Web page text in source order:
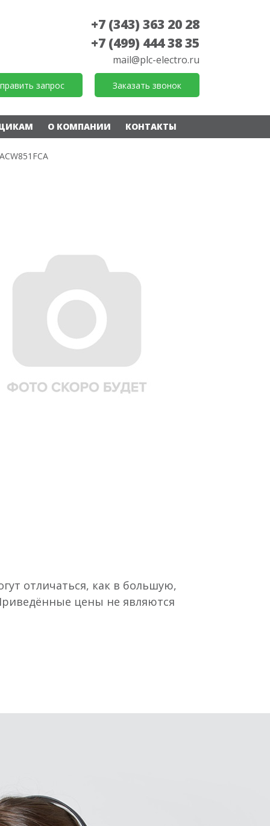
+7 (343) 363 20 28
+7 (499) 444 38 35
mail@plc-electro.ru
запрос Заказать звонок
О КОМПАНИИ КОНТАКТЫ
отличаться, как в большую,
цены не являются